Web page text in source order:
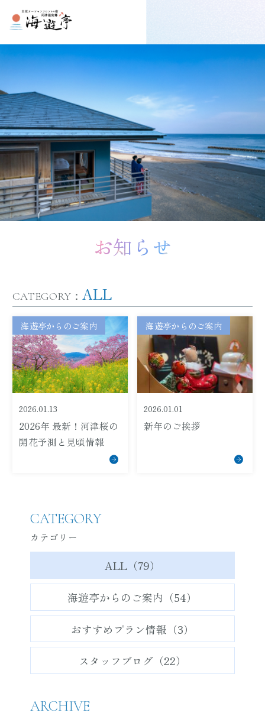
てコンテンツに移動する
お知らせ
CATEGORY： ALL
海遊亭からのご案内
2026.01.13
2026年 最新！河津桜の
開花予測と見頃情報
海遊亭からのご案内
2026.01.01
新年のご挨拶
CATEGORY
カテゴリー
ALL（79）
海遊亭からのご案内（54）
おすすめプラン情報（3）
スタッフブログ（22）
ARCHIVE